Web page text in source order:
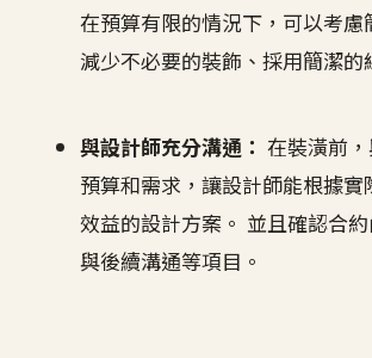
在預算有限的情況下，可以考慮
減少不必要的裝飾、採用簡潔的
與設計師充分溝通： 在裝潢前
預算和需求，讓設計師能根據
效益的設計方案。 並且確認合
與後續溝通等項目。